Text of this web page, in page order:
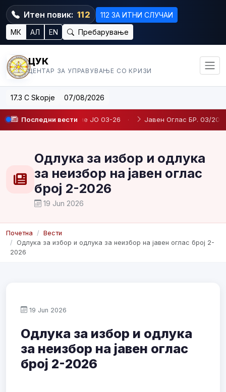
Итен повик: 112 112 ЗА ИТНИ СЛУЧАИ
МК АЛ EN Пребарување
ЦУК
ЦЕНТАР ЗА УПРАВУВАЊЕ СО КРИЗИ
17.3 C Skopje 07/08/2026
Последни вести
на определено време JO 03-26 · Јавен Оглас БР. 03/2026
Одлука за избор и одлука
за неизбор на јавен оглас
број 2-2026
19 Jun 2026
Почетна
Вести
Одлука за избор и одлука за неизбор на јавен оглас број 2-
2026
19 Jun 2026
Одлука за избор и одлука
за неизбор на јавен оглас
број 2-2026